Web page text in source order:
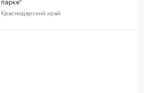
Краснодарский край